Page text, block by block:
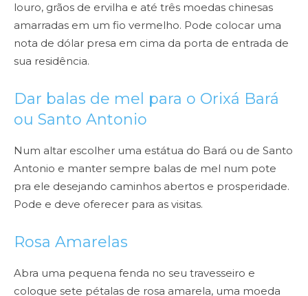
louro, grãos de ervilha e até três moedas chinesas
amarradas em um fio vermelho. Pode colocar uma
nota de dólar presa em cima da porta de entrada de
sua residência.
Dar balas de mel para o Orixá Bará
ou Santo Antonio
Num altar escolher uma estátua do Bará ou de Santo
Antonio e manter sempre balas de mel num pote
pra ele desejando caminhos abertos e prosperidade.
Pode e deve oferecer para as visitas.
Rosa Amarelas
Abra uma pequena fenda no seu travesseiro e
coloque sete pétalas de rosa amarela, uma moeda